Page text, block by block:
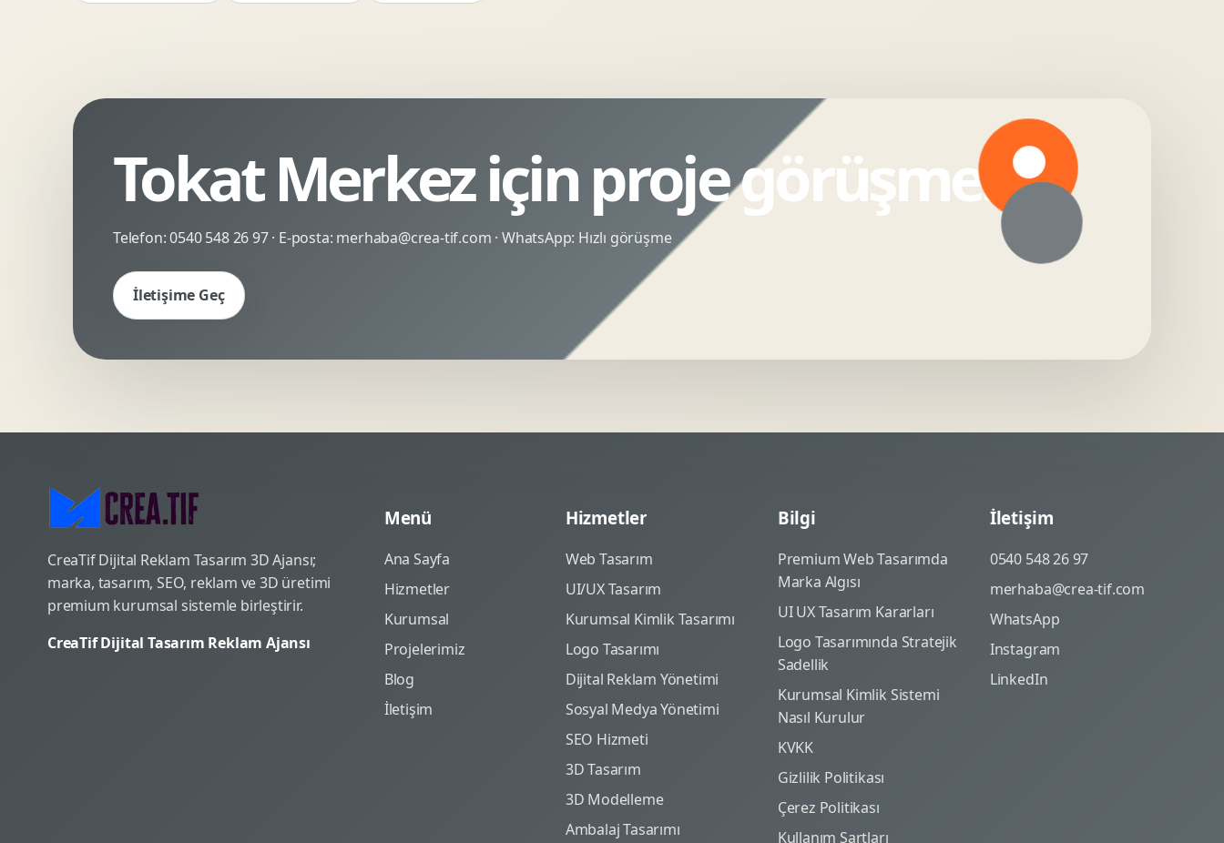
Tokat Merkez için proje görüşmesi
Telefon:0540 548 26 97· E-posta: merhaba@crea-tif.com · WhatsApp: Hızlı görüşme
İletişime Geç
CreaTif Dijital Reklam Tasarım 3D Ajansı;
marka, tasarım, SEO, reklam ve 3D üretimi
premium kurumsal sistemle birleştirir.
CreaTif Dijital Tasarım Reklam Ajansı
Menü
Ana Sayfa
Hizmetler
Kurumsal
Projelerimiz
Blog
İletişim
Hizmetler
Web Tasarım
UI/UX Tasarım
Kurumsal Kimlik Tasarımı
Logo Tasarımı
Dijital Reklam Yönetimi
Sosyal Medya Yönetimi
SEO Hizmeti
3D Tasarım
3D Modelleme
Ambalaj Tasarımı
Bilgi
Premium Web Tasarımda
Marka Algısı
UI UX Tasarım Kararları
Logo Tasarımında Stratejik
Sadellik
Kurumsal Kimlik Sistemi
Nasıl Kurulur
KVKK
Gizlilik Politikası
Çerez Politikası
Kullanım Şartları
İletişim
0540 548 26 97
merhaba@crea-tif.com
WhatsApp
Instagram
LinkedIn